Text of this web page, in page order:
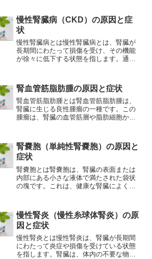
慢性腎臓病（CKD）の原因と症
状
慢性腎臓病とは慢性腎臓病とは、腎臓が
長期間にわたって損傷を受け、その機能
が徐々に低下する状態を指します。通
ンスを調整する重要な臓器ですが、慢性
腎臓病ではこの機能が徐々に...
腎血管筋脂肪腫の原因と症状
腎血管筋脂肪腫とは腎血管筋脂肪腫は、
腎臓に生じる良性腫瘤の一種です。この
腫瘤は、腎臓の血管筋層や脂肪細胞から
つです。腎血管筋脂肪腫は通常、偶然発
見されます。一般的には...
腎嚢胞（単純性腎嚢胞）の原因と
症状
腎嚢胞とは腎嚢胞は、腎臓の表面または
内部にある小さな液体で満たされた袋状
の塊です。これは、健康な腎臓によく見
す。しかし、腎臓の嚢胞が大きくなりす
ぎると、痛みや腎臓の機能不...
慢性腎炎（慢性糸球体腎炎）の原
因と症状
慢性腎炎とは慢性腎炎は、腎臓が長期間
にわたって炎症や損傷を受けている状態
を指します。腎臓は、体内の不要な物質